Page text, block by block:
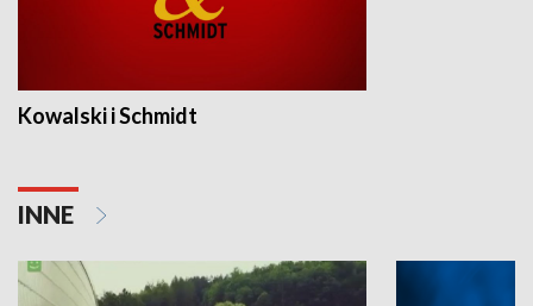
Kowalski i Schmidt
INNE